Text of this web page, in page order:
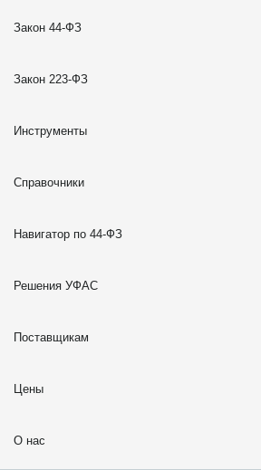
Закон 44-ФЗ
Закон 223-ФЗ
Инструменты
Справочники
Навигатор по 44-ФЗ
Решения УФАС
Поставщикам
Цены
О нас